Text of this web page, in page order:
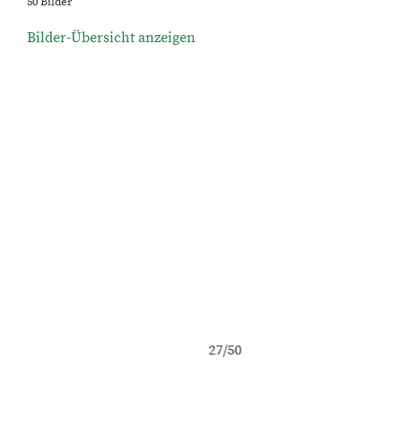
Bilder-Übersicht anzeigen